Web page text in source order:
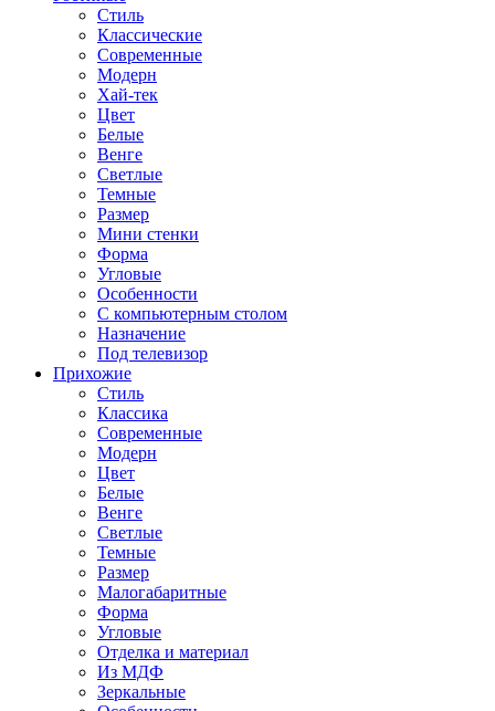
Стиль
Классические
Современные
Модерн
Хай-тек
Цвет
Белые
Венге
Светлые
Темные
Размер
Мини стенки
Форма
Угловые
Особенности
С компьютерным столом
Назначение
Под телевизор
Прихожие
Стиль
Классика
Современные
Модерн
Цвет
Белые
Венге
Светлые
Темные
Размер
Малогабаритные
Форма
Угловые
Отделка и материал
Из МДФ
Зеркальные